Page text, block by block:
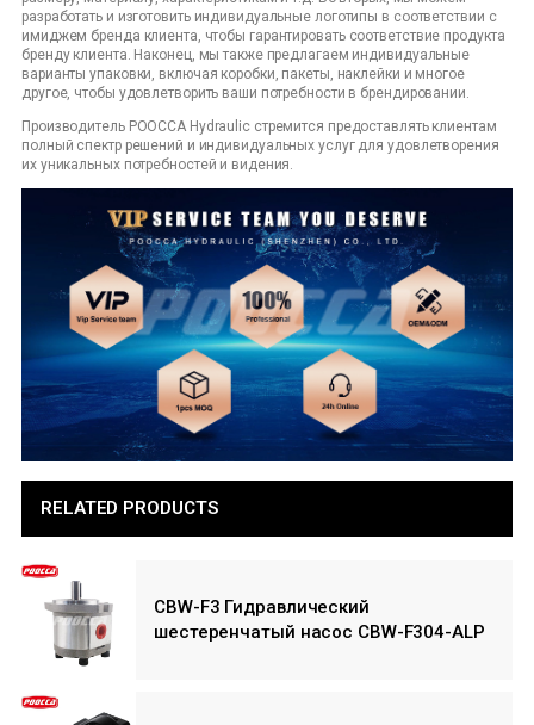
разработать и изготовить индивидуальные логотипы в соответствии с
имиджем бренда клиента, чтобы гарантировать соответствие продукта
бренду клиента. Наконец, мы также предлагаем индивидуальные
варианты упаковки, включая коробки, пакеты, наклейки и многое
другое, чтобы удовлетворить ваши потребности в брендировании.
Производитель POOCCA Hydraulic стремится предоставлять клиентам
полный спектр решений и индивидуальных услуг для удовлетворения
их уникальных потребностей и видения.
RELATED PRODUCTS
CBW-F3 Гидравлический
шестеренчатый насос CBW-F304-ALP